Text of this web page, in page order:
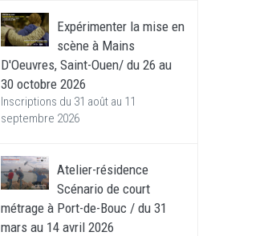
Expérimenter la mise en
scène à Mains
D'Oeuvres, Saint-Ouen/ du 26 au
30 octobre 2026
Inscriptions du 31 août au 11
septembre 2026
Atelier-résidence
Scénario de court
métrage à Port-de-Bouc / du 31
mars au 14 avril 2026